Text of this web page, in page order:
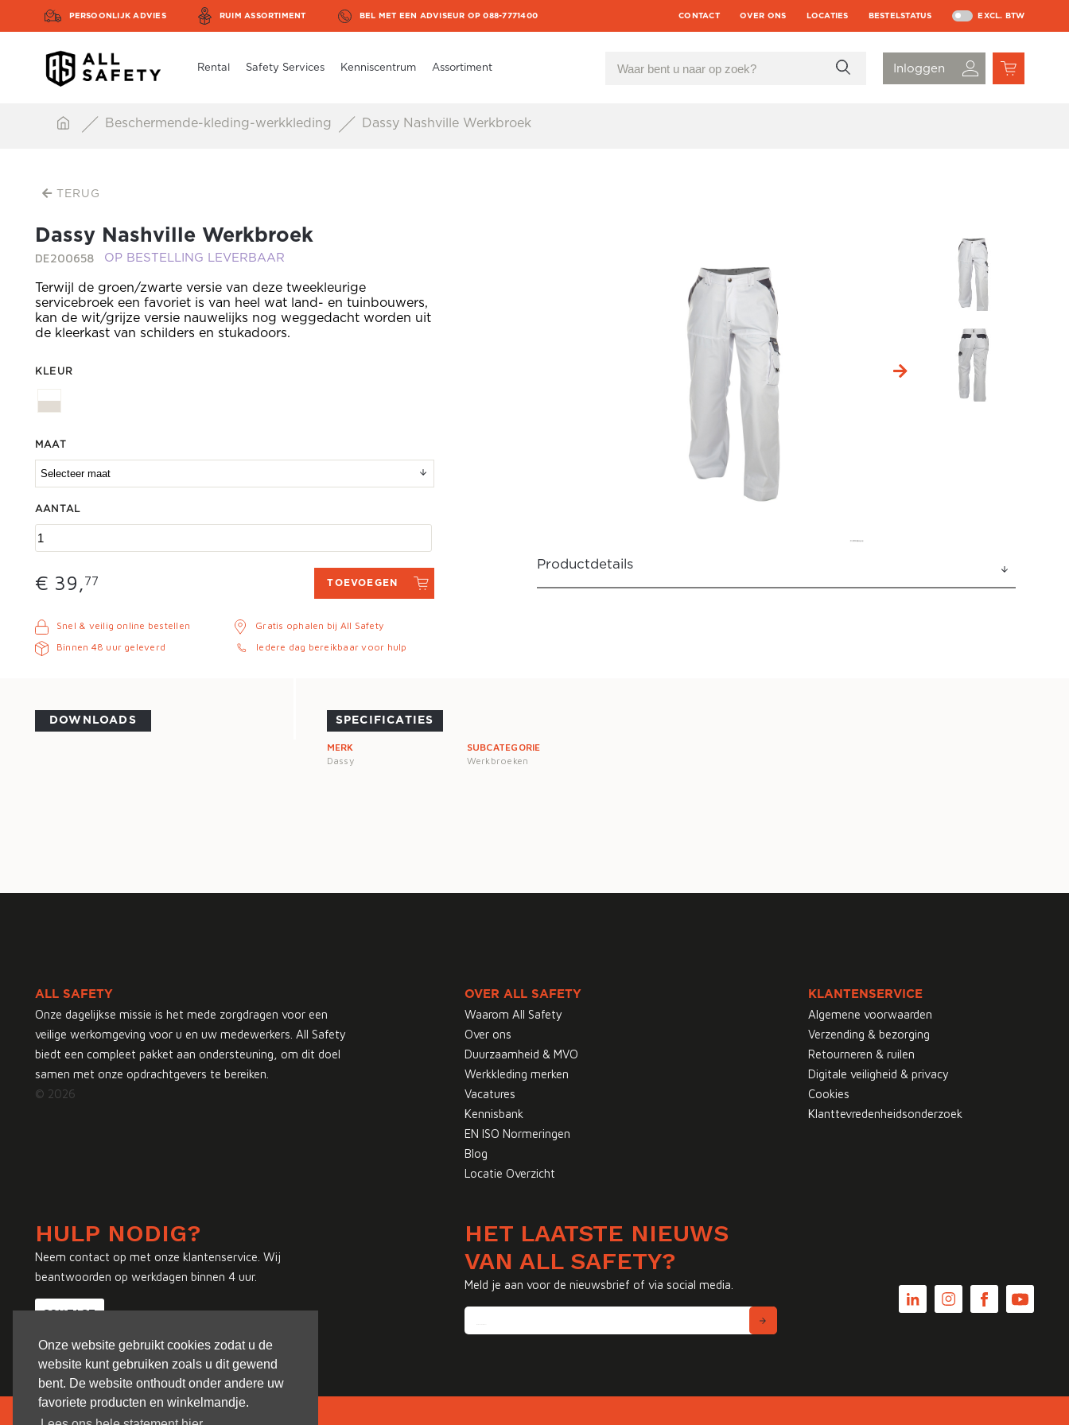
Onze website gebruikt cookies zodat u de
website kunt gebruiken zoals u dit gewend
bent. De website onthoudt onder andere uw
favoriete producten en winkelmandje.
PERSOONLIJK ADVIES RUIM ASSORTIMENT BEL MET EEN ADVISEUR OP 088-7771400 CONTACT OVER ONS LOCATIES BESTELSTATUS EXCL. BTW
Rental Safety Services Kenniscentrum Assortiment
Beschermende-kleding-werkkleding Dassy Nashville Werkbroek
TERUG
Dassy Nashville Werkbroek
DE200658 OP BESTELLING LEVERBAAR
Terwijl de groen/zwarte versie van deze tweekleurige
servicebroek een favoriet is van heel wat land- en tuinbouwers,
kan de wit/grijze versie nauwelijks nog weggedacht worden uit
de kleerkast van schilders en stukadoors.
KLEUR
MAAT
AANTAL
€ 39,77 TOEVOEGEN
Snel & veilig online bestellen
Binnen 48 uur geleverd
Gratis ophalen bij All Safety
Iedere dag bereikbaar voor hulp
Productdetails
DOWNLOADS SPECIFICATIES
MERK
Dassy
SUBCATEGORIE
Werkbroeken
ALL SAFETY
Onze dagelijkse missie is het mede zorgdragen voor een
veilige werkomgeving voor u en uw medewerkers. All Safety
biedt een compleet pakket aan ondersteuning, om dit doel
samen met onze opdrachtgevers te bereiken.
© 2026
OVER ALL SAFETY
Waarom All Safety
Over ons
Duurzaamheid & MVO
Werkkleding merken
Vacatures
Kennisbank
EN ISO Normeringen
Blog
Locatie Overzicht
KLANTENSERVICE
Algemene voorwaarden
Verzending & bezorging
Retourneren & ruilen
Digitale veiligheid & privacy
Cookies
Klanttevredenheidsonderzoek
HULP NODIG?
Neem contact op met onze klantenservice. Wij
beantwoorden op werkdagen binnen 4 uur.
CONTACT
HET LAATSTE NIEUWS
VAN ALL SAFETY?
Meld je aan voor de nieuwsbrief of via social media.